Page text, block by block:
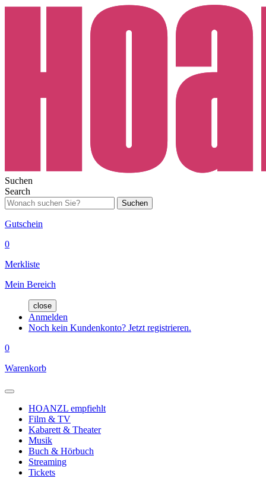
Suchen
Search
Suchen
Gutschein
0
Merkliste
Mein Bereich
close
Anmelden
Noch kein Kundenkonto? Jetzt registrieren.
0
Warenkorb
HOANZL empfiehlt
Film & TV
Kabarett & Theater
Musik
Buch & Hörbuch
Streaming
Tickets